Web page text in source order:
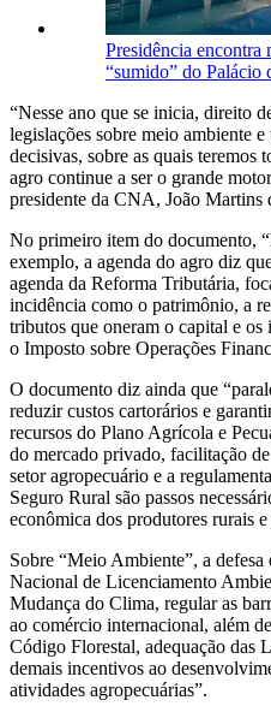
Presidência encontra
“sumido” do Palácio
“Nesse ano que se inicia, direito
legislações sobre meio ambiente
decisivas, sobre as quais teremos
agro continue a ser o grande
presidente da CNA, João Martins
No primeiro item do documento,
exemplo, a agenda do agro diz
agenda da Reforma Tributária,
incidência como o patrimônio, a
tributos que oneram o capital e
o Imposto sobre Operações
O documento diz ainda que
reduzir custos cartorários e
recursos do Plano Agrícola e
do mercado privado, facilitação
setor agropecuário e a
Seguro Rural são passos
econômica dos produtores rurais e
Sobre “Meio Ambiente”, a
Nacional de Licenciamento
Mudança do Clima, regular as
ao comércio internacional, além
Código Florestal, adequação das
demais incentivos ao
atividades agropecuárias”.